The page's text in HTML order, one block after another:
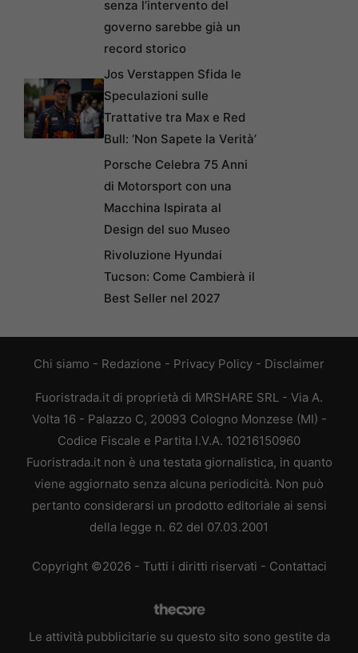
senza l’intervento del
governo sarebbe già un
record storico
Jos Verstappen Sfida le
Speculazioni sulle
Trattative tra Max e Red
Bull: ‘Non Sapete la Verità’
Porsche Celebra 75 Anni
di Motorsport con una
Macchina Ispirata al
Design del suo Museo
Rivoluzione Hyundai
Tucson: Come Cambierà il
Best Seller nel 2027
Chi siamo - Redazione - Privacy Policy - Disclaimer
Fuoristrada.it di proprietà di MRSHARE SRL - Via A.
Volta 16 - Palazzo C, 20093 Cologno Monzese (MI) -
Codice Fiscale e Partita I.V.A. 10216150960
Fuoristrada.it non è una testata giornalistica, in quanto
viene aggiornato senza alcuna periodicità. Non può
pertanto considerarsi un prodotto editoriale ai sensi
della legge n. 62 del 07.03.2001
Copyright ©2026 - Tutti i diritti riservati - Contattaci
Le attività pubblicitarie su questo sito sono gestite da